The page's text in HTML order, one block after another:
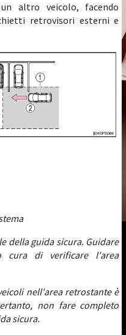
altro veicolo, facendo
retrovisori esterni e
della guida sicura. Guidare
cura di verificare l'area
nell'area retrostante è
non fare completo
sicura.